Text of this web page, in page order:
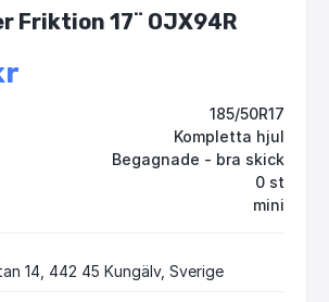
Friktion 17¨ OJX94R
185/50R17
Kompletta hjul
Begagnade - bra skick
0 st
mini
14, 442 45 Kungälv, Sverige